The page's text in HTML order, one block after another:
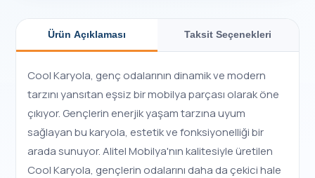
Ürün Açıklaması Taksit Seçenekleri
Cool Karyola, genç odalarının dinamik ve modern
tarzını yansıtan eşsiz bir mobilya parçası olarak öne
çıkıyor. Gençlerin enerjik yaşam tarzına uyum
sağlayan bu karyola, estetik ve fonksiyonelliği bir
arada sunuyor. Alitel Mobilya'nın kalitesiyle üretilen
Cool Karyola, gençlerin odalarını daha da çekici hale